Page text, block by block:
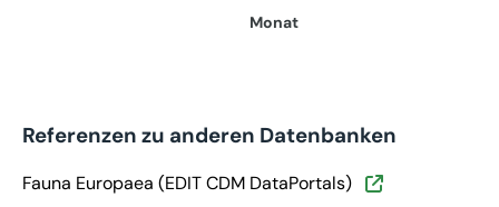
Monat
Referenzen zu anderen Datenbanken
Fauna Europaea (EDIT CDM DataPortals)